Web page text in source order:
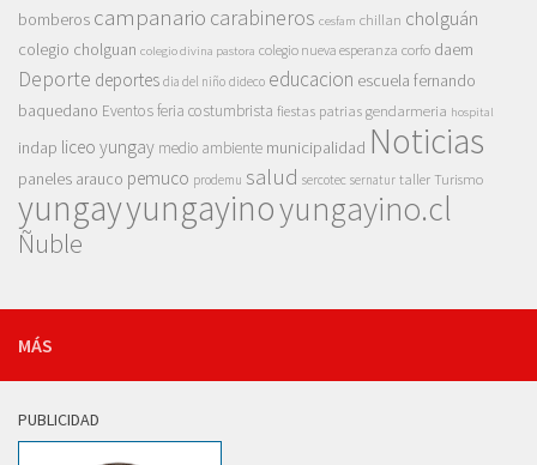
bomberos campanario carabineros cesfam chillan cholguán
colegio cholguan colegio divina pastora colegio nueva esperanza corfo daem
Deporte deportes dia del niño dideco educacion escuela fernando
baquedano Eventosferia costumbrista fiestas patrias gendarmeria hospital
indap liceo yungay medio ambiente municipalidad Noticias
paneles arauco pemuco prodemu salud sercotec sernatur taller Turismo
yungayyungayinoyungayino.cl
Ñuble
MÁS
PUBLICIDAD